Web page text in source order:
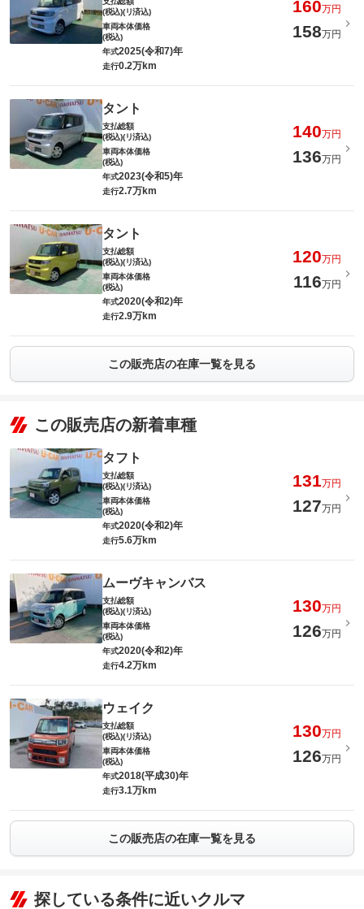
(税込)(リ済込)
160万円
車両本体価格
(税込)
158万円
年式2025(令和7)年
走行0.2万km
タント
支払総額
(税込)(リ済込)
140万円
車両本体価格
(税込)
136万円
年式2023(令和5)年
走行2.7万km
タント
支払総額
(税込)(リ済込)
120万円
車両本体価格
(税込)
116万円
年式2020(令和2)年
走行2.9万km
この販売店の在庫一覧を見る
この販売店の新着車種
タフト
支払総額
(税込)(リ済込)
131万円
車両本体価格
(税込)
127万円
年式2020(令和2)年
走行5.6万km
ムーヴキャンバス
支払総額
(税込)(リ済込)
130万円
車両本体価格
(税込)
126万円
年式2020(令和2)年
走行4.2万km
ウェイク
支払総額
(税込)(リ済込)
130万円
車両本体価格
(税込)
126万円
年式2018(平成30)年
走行3.1万km
この販売店の在庫一覧を見る
探している条件に近いクルマ